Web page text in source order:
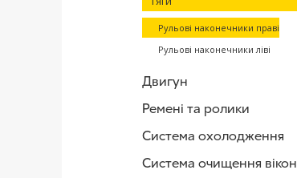
Рульові наконечники праві
Рульові наконечники ліві
Двигун
Ремені та ролики
Система охолодження
Система очищення вікон